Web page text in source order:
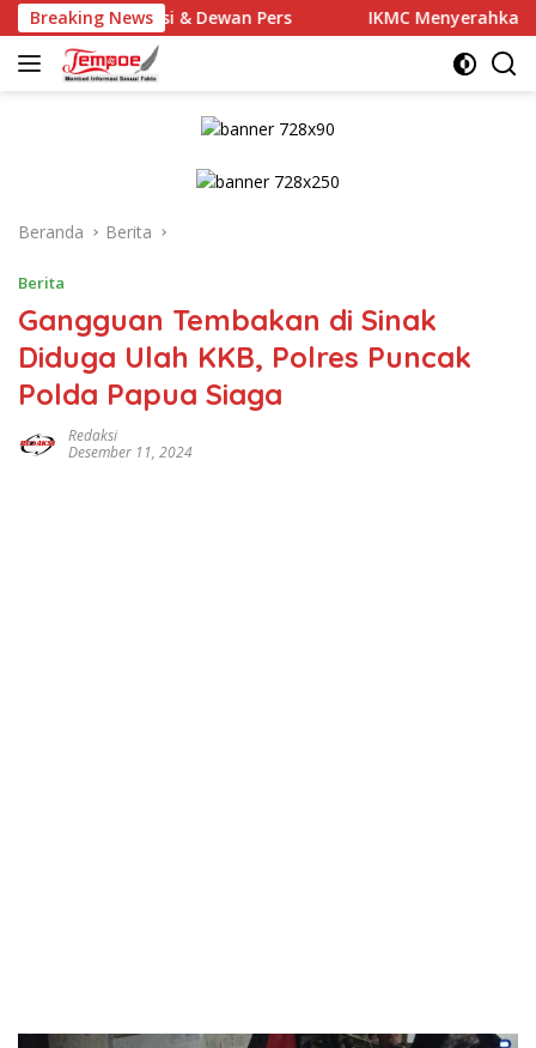
Langsung
ke
konten
Breaking News
Polisi & Dewan Pers IKMC Menyerahkan donasi untuk
Beranda Berita
Berita
Gangguan Tembakan di Sinak
Diduga Ulah KKB, Polres Puncak
Polda Papua Siaga
Redaksi
Desember 11, 2024